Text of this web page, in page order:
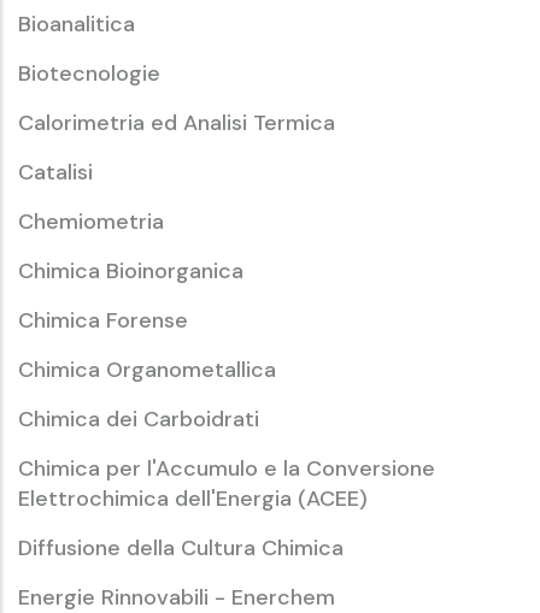
Bioanalitica
Biotecnologie
Calorimetria ed Analisi Termica
Catalisi
Chemiometria
Chimica Bioinorganica
Chimica Forense
Chimica Organometallica
Chimica dei Carboidrati
Chimica per l'Accumulo e la Conversione
Elettrochimica dell'Energia (ACEE)
Diffusione della Cultura Chimica
Energie Rinnovabili - Enerchem